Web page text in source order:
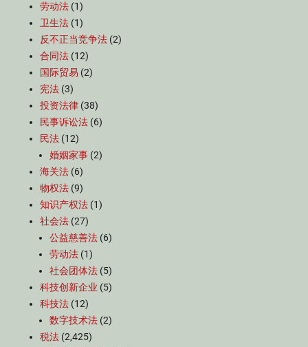
劳动法 (1)
卫生法 (1)
反不正当竞争法 (2)
合同法 (12)
国际贸易 (2)
宪法 (3)
投资法律 (38)
民事诉讼法 (6)
民法 (12)
婚姻家事 (2)
海关法 (6)
物权法 (9)
知识产权法 (1)
社会法 (27)
公益慈善法 (6)
劳动法 (1)
社会团体法 (5)
科技创新企业 (5)
科技法 (12)
数字技术法 (2)
税法 (2,425)